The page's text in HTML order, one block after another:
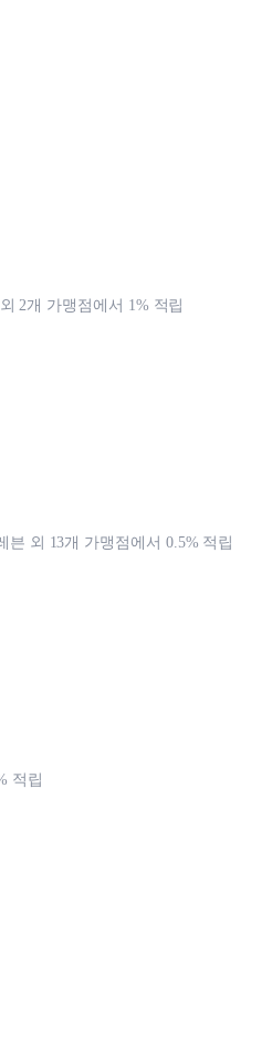
2개 가맹점에서 1% 적립
외 13개 가맹점에서 0.5% 적립
적립